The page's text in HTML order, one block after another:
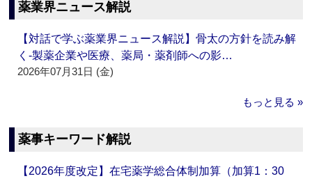
薬業界ニュース解説
【対話で学ぶ薬業界ニュース解説】骨太の方針を読み解
く‐製薬企業や医療、薬局・薬剤師への影…
2026年07月31日 (金)
もっと見る »
薬事キーワード解説
【2026年度改定】在宅薬学総合体制加算（加算1：30